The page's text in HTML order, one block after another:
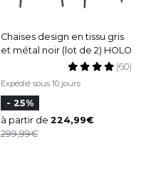
Chaises design en tissu gris
et métal noir (lot de 2) HOLO
Expédié sous 10 jours
(60)
- 25%
à partir de 224,99
299,99